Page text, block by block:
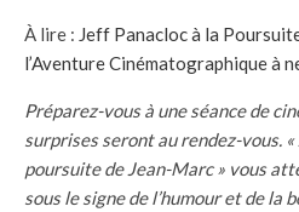
À lire : Jeff Panacloc à la
l’Aventure Cinématographique à
Préparez-vous à une séance de
surprises seront au rendez-vous.
poursuite de Jean-Marc » vous
sous le signe de l’humour et de la